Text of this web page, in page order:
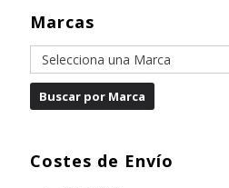
Marcas
Costes de Envío